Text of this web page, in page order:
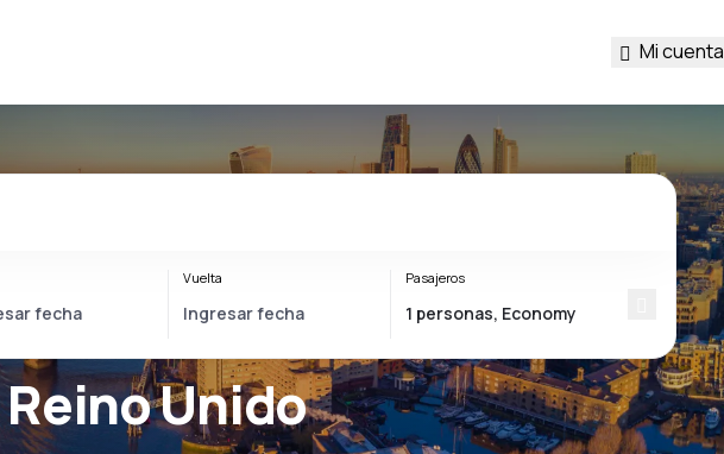
Mi cuenta
Unido
Vuelta Pasajeros